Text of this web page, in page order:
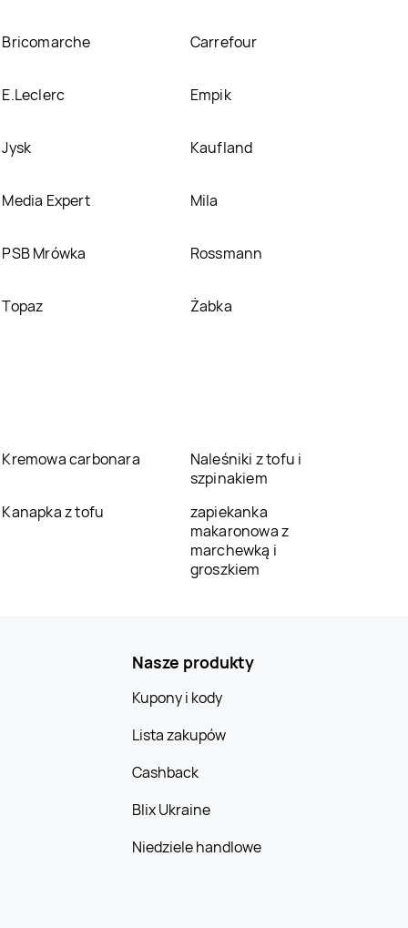
Bricomarche Carrefour
E.Leclerc Empik
Jysk Kaufland
Media Expert Mila
PSB Mrówka Rossmann
Topaz Żabka
Kremowa carbonara
Naleśniki z tofu i
szpinakiem
Kanapka z tofu
zapiekanka
makaronowa z
marchewką i
groszkiem
Nasze produkty
Kupony i kody
Lista zakupów
Cashback
Blix Ukraine
Niedziele handlowe